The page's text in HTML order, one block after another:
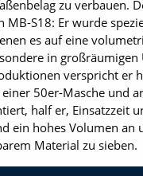
zu verbauen.
MB-S18: Er wurde
es auf eine
in großräumigen
verspricht er
50er-Masche und
half er, Einsatzzeit
ein hohes Volumen an
Material zu